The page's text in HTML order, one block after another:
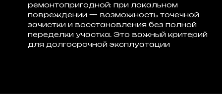
ремонтопригодной: при локальном
повреждении — возможность точечной
зачистки и восстановления без полной
переделки участка. Это важный критерий
для долгосрочной эксплуатации